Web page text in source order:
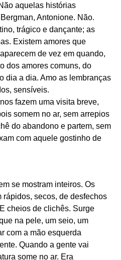
aquelas histórias
Antonione. Não.
trágico e dançante; as
Existem amores que
de vez em quando,
dos amores comuns, do
dia a dia. Amo as lembranças
sensíveis.
fazem uma visita breve,
somem no ar, sem arrepios
do abandono e partem, sem
com aquele gostinho de
se mostram inteiros. Os
rápidos, secos, de desfechos
cheios de clichês. Surge
na pele, um seio, um
com a mão esquerda
Quando a gente vai
some no ar. Era